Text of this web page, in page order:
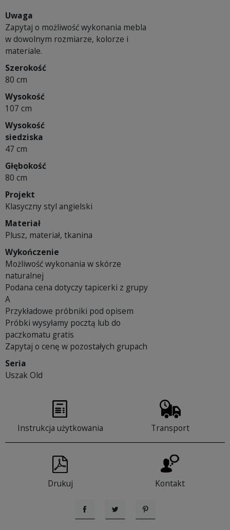
Uwaga
Zapytaj o możliwość wykonania mebla
w dowolnym rozmiarze, kolorze i
materiale.
Szerokość
80 cm
Wysokość
107 cm
Wysokość
siedziska
47 cm
Głębokość
80 cm
Projekt
Klasyczny styl angielski
Materiał
Plusz, materiał, tkanina
Wykończenie
Możliwość wykonania w skórze
naturalnej
Podana cena dotyczy tapicerki z grupy
A
Przykładowe próbniki pod opisem
Próbki wysyłamy pocztą lub do
paczkomatu gratis
Zapytaj o cenę w pozostałych grupach
Seria
Uszak Old
Instrukcja użytkowania Transport
Drukuj Kontakt
UdostępnijTweetujPinterest